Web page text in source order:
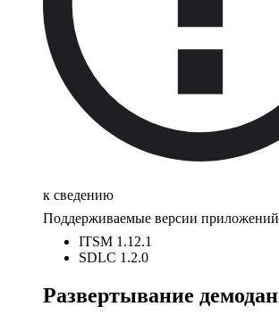
к сведению
Поддерживаемые версии
ITSM 1.12.1
SDLC 1.2.0
Развертывание